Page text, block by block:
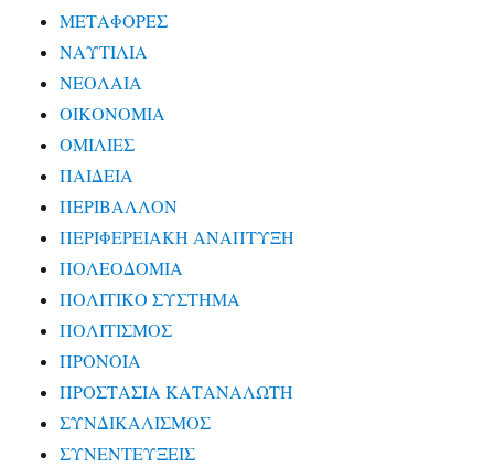
ΜΕΤΑΦΟΡΕΣ
ΝΑΥΤΙΛΙΑ
ΝΕΟΛΑΙΑ
ΟΙΚΟΝΟΜΙΑ
ΟΜΙΛΙΕΣ
ΠΑΙΔΕΙΑ
ΠΕΡΙΒΑΛΛΟΝ
ΠΕΡΙΦΕΡΕΙΑΚΗ ΑΝΑΠΤΥΞΗ
ΠΟΛΕΟΔΟΜΙΑ
ΠΟΛΙΤΙΚΟ ΣΥΣΤΗΜΑ
ΠΟΛΙΤΙΣΜΟΣ
ΠΡΟΝΟΙΑ
ΠΡΟΣΤΑΣΙΑ ΚΑΤΑΝΑΛΩΤΗ
ΣΥΝΔΙΚΑΛΙΣΜΟΣ
ΣΥΝΕΝΤΕΥΞΕΙΣ